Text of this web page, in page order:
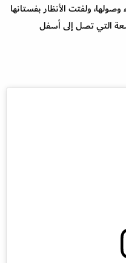
وصولها، ولفتت الأنظار بفستانها
التي تصل إلى أسفل